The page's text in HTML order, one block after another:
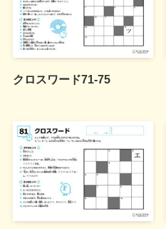
クロスワード71-75